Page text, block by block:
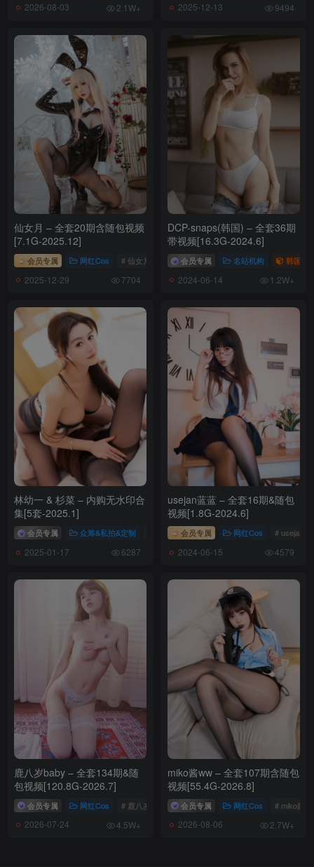
2026-08-03 2.1W+ 2025-12-13 9494
仙女月 – 全套20期含随包视频
[7.1G-2025.12]
会员专属 网红Cos # 仙女月
2025-12-29 7704
DCP-snaps(韩国) – 全套36期
带视频[16.3G-2024.6]
会员专属 名站机构 韩国（
2024-06-14 1.2W+
林幼一 & 杉菜 – 内购无水印合
集[5套-2025.1]
会员专属 众筹&私拍&定制 # 林幼一
2025-01-17 6287
usejan蓝蓝 – 全套16期&随包
视频[1.8G-2024.6]
会员专属 网红Cos # usejan蓝
2024-06-15 4579
鹿八岁baby – 全套134期&随
包视频[120.8G-2026.7]
会员专属 网红Cos # 鹿八岁
2026-07-24 4.5W+
miko酱ww – 全套107期含随包
视频[55.4G-2026.8]
会员专属 网红Cos # miko酱
2026-08-06 2.7W+